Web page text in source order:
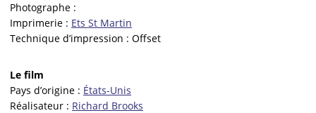
Photographe :
Imprimerie : Ets St Martin
Technique d’impression : Offset
Le film
Pays d’origine : États-Unis
Réalisateur : Richard Brooks